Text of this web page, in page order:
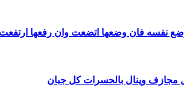
نفسه فان وضعها اتضعت وان رفعها
مجازف وينال بالحسرات كل جبان